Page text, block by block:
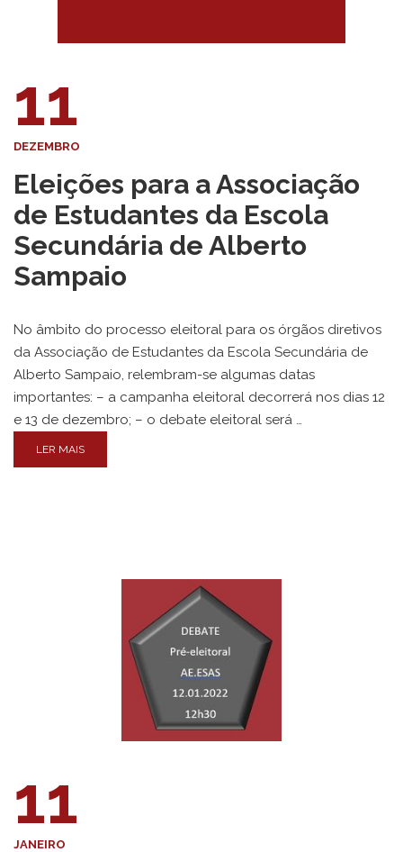
11
DEZEMBRO
Eleições para a Associação
de Estudantes da Escola
Secundária de Alberto
Sampaio
No âmbito do processo eleitoral para os órgãos diretivos
da Associação de Estudantes da Escola Secundária de
Alberto Sampaio, relembram-se algumas datas
importantes: – a campanha eleitoral decorrerá nos dias 12
e 13 de dezembro; – o debate eleitoral será …
LER MAIS
11
JANEIRO